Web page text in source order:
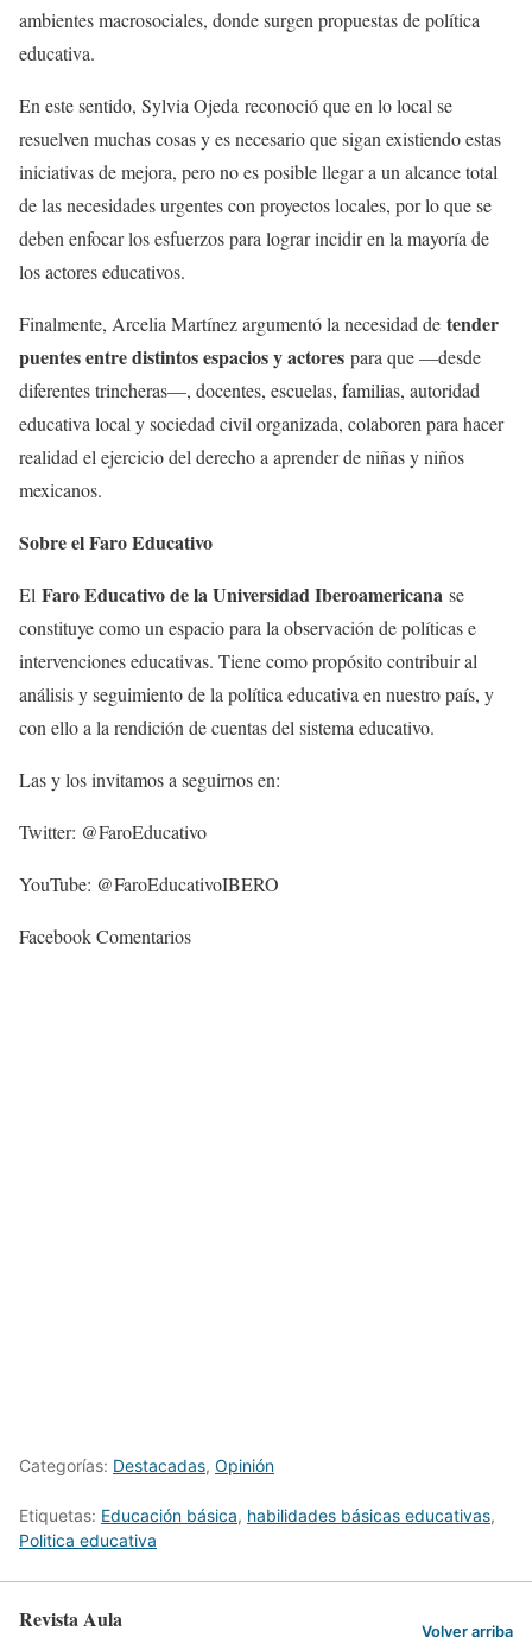
ambientes macrosociales, donde surgen propuestas de política
educativa.
En este sentido, Sylvia Ojeda reconoció que en lo local se
resuelven muchas cosas y es necesario que sigan existiendo estas
iniciativas de mejora, pero no es posible llegar a un alcance total
de las necesidades urgentes con proyectos locales, por lo que se
deben enfocar los esfuerzos para lograr incidir en la mayoría de
los actores educativos.
Finalmente, Arcelia Martínez argumentó la necesidad de tender
puentes entre distintos espacios y actores para que —desde
diferentes trincheras—, docentes, escuelas, familias, autoridad
educativa local y sociedad civil organizada, colaboren para hacer
realidad el ejercicio del derecho a aprender de niñas y niños
mexicanos.
Sobre el Faro Educativo
El Faro Educativo de la Universidad Iberoamericana se
constituye como un espacio para la observación de políticas e
intervenciones educativas. Tiene como propósito contribuir al
análisis y seguimiento de la política educativa en nuestro país, y
con ello a la rendición de cuentas del sistema educativo.
Las y los invitamos a seguirnos en:
Twitter: @FaroEducativo
YouTube: @FaroEducativoIBERO
Facebook Comentarios
Categorías: Destacadas, Opinión
Etiquetas: Educación básica, habilidades básicas educativas,
Politica educativa
Revista Aula Volver arriba